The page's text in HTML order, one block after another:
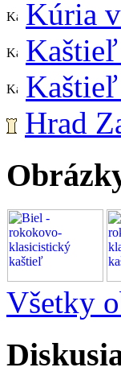
Kúria
Hrad
Všetky